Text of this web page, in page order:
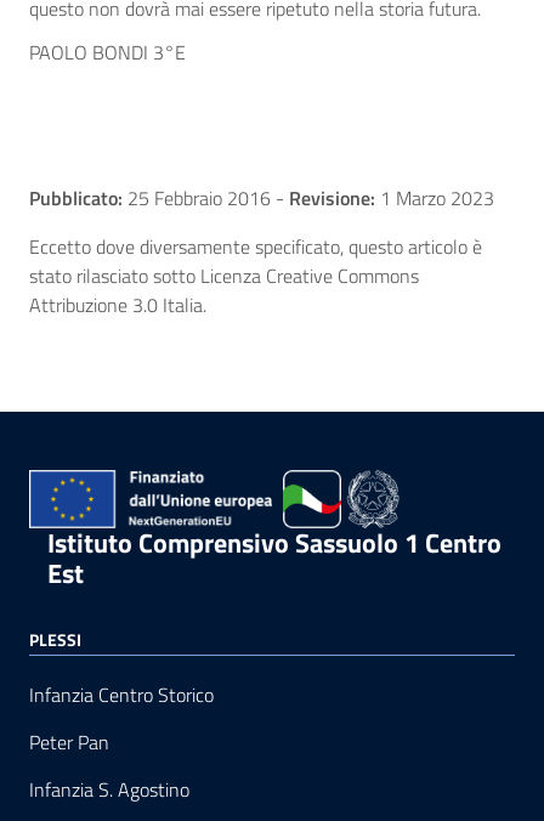
questo non dovrà mai essere ripetuto nella storia futura.
PAOLO BONDI 3°E
Pubblicato: 25 Febbraio 2016 - Revisione: 1 Marzo 2023
Eccetto dove diversamente specificato, questo articolo è
stato rilasciato sotto Licenza Creative Commons
Attribuzione 3.0 Italia.
Istituto Comprensivo Sassuolo 1 Centro
Est
PLESSI
Infanzia Centro Storico
Peter Pan
Infanzia S. Agostino